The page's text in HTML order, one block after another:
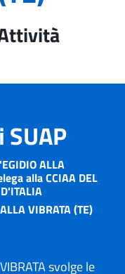
ALLA
alla CCIAA DEL
VIBRATA (TE)
svolge le